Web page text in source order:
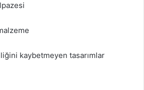
kaybetmeyen tasarımlar